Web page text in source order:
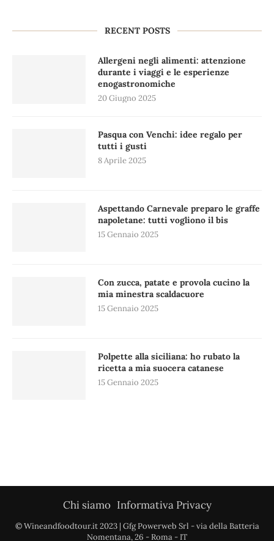
RECENT POSTS
Allergeni negli alimenti: attenzione
durante i viaggi e le esperienze
enogastronomiche
20 Giugno 2025
Pasqua con Venchi: idee regalo per
tutti i gusti
8 Aprile 2025
Aspettando Carnevale preparo le graffe
napoletane: tutti vogliono il bis
15 Gennaio 2025
Con zucca, patate e provola cucino la
mia minestra scaldacuore
15 Gennaio 2025
Polpette alla siciliana: ho rubato la
ricetta a mia suocera catanese
15 Gennaio 2025
Chi siamo Informativa Privacy
© Wineandfoodtour.it 2023 | Gfg Powerweb Srl - via della Batteria
Nomentana, 26 - Roma - IT